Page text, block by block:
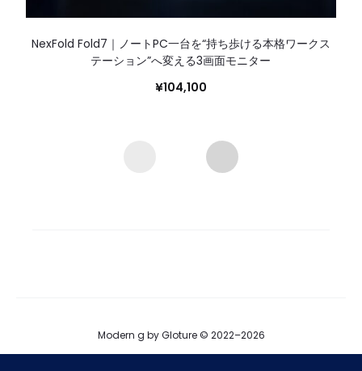
NexFold Fold7｜ノートPC一台を“持ち歩ける本格ワークス
テーション”へ変える3画面モニター
¥104,100
Modern g by Gloture © 2022–2026